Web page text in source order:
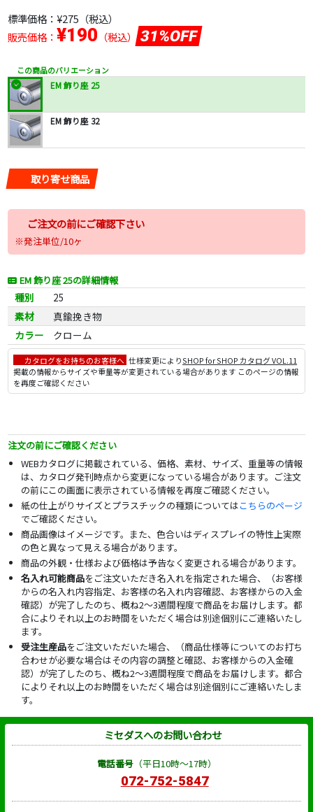
標準価格： ¥275 （税込）
販売価格： ¥190 （税込） 31%OFF
この商品のバリエーション
EM 飾り座 25
EM 飾り座 32
取り寄せ商品
ご注文の前にご確認下さい
※発注単位/10ヶ
EM 飾り座 25の詳細情報
種別
25
素材
真鍮挽き物
カラー
クローム
カタログをお持ちのお客様へ 仕様変更によりSHOP for SHOP カタログ VOL.11
掲載の情報からサイズや重量等が変更されている場合があります このページの情報
を再度ご確認ください
注文の前にご確認ください
WEBカタログに掲載されている、価格、素材、サイズ、重量等の情報
は、カタログ発刊時点から変更になっている場合があります。ご注文
の前にこの画面に表示されている情報を再度ご確認ください。
紙の仕上がりサイズとプラスチックの種類についてはこちらのページ
でご確認ください。
商品画像はイメージです。また、色合いはディスプレイの特性上実際
の色と異なって見える場合があります。
商品の外観・仕様および価格は予告なく変更される場合があります。
名入れ可能商品をご注文いただき名入れを指定された場合、（お客様
からの名入れ内容指定、お客様の名入れ内容確認、お客様からの入金
確認）が完了したのち、概ね2～3週間程度で商品をお届けします。都
合によりそれ以上のお時間をいただく場合は別途個別にご連絡いたし
ます。
受注生産品をご注文いただいた場合、（商品仕様等についてのお打ち
合わせが必要な場合はその内容の調整と確認、お客様からの入金確
認）が完了したのち、概ね2～3週間程度で商品をお届けします。都合
によりそれ以上のお時間をいただく場合は別途個別にご連絡いたしま
す。
ミセダスへのお問い合わせ
電話番号（平日10時～17時）
072-752-5847